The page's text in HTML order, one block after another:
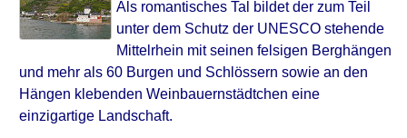
Als romantisches Tal bildet der zum Teil
unter dem Schutz der UNESCO stehende
Mittelrhein mit seinen felsigen Berghängen
und mehr als 60 Burgen und Schlössern sowie an den
Hängen klebenden Weinbauernstädtchen eine
einzigartige Landschaft.